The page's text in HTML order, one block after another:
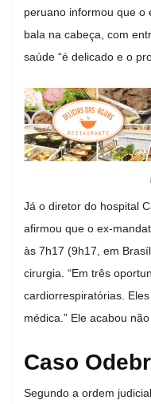
peruano informou que o
bala na cabeça, com
saúde “é delicado e o
Já o diretor do hospital
afirmou que o ex-
às 7h17 (9h17, em
cirurgia. “Em três
cardiorrespiratórias.
médica.” Ele acabou
Caso
Segundo a ordem